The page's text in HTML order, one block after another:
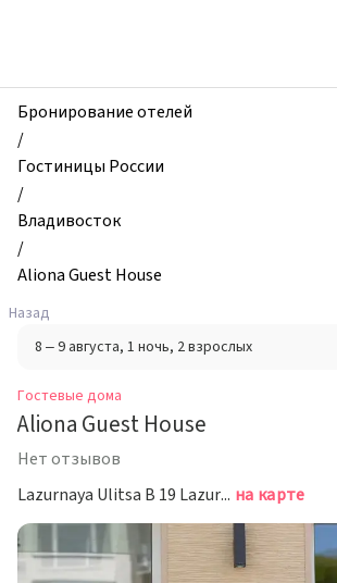
дома,
Aliona
Guest
House,
Владивосток,
Россия
Бронирование отелей
/
Гостиницы России
/
Владивосток
/
Aliona Guest House
Назад
8 – 9 августа, 1 ночь, 2 взрослых
Гостевые дома
Aliona Guest House
Нет отзывов
Lazurnaya Ulitsa B 19 Lazurnyy Vladivostok, Владивосток на карте